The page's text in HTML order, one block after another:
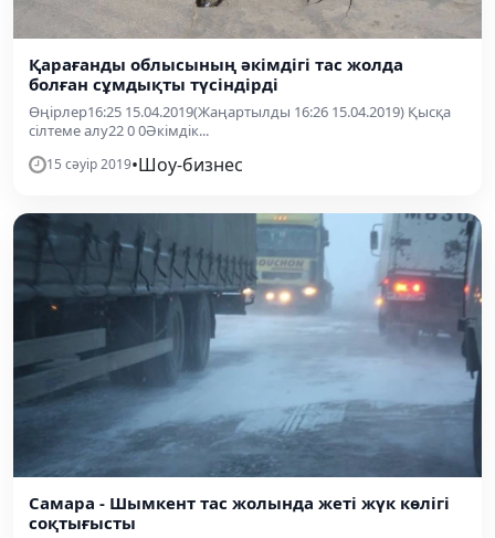
Қарағанды облысының әкімдігі тас жолда
болған сұмдықты түсіндірді
Өңірлер16:25 15.04.2019(Жаңартылды 16:26 15.04.2019) Қысқа
сілтеме алу22 0 0Әкімдік...
15 сәуір 2019•Шоу-бизнес
Самара - Шымкент тас жолында жеті жүк көлігі
соқтығысты